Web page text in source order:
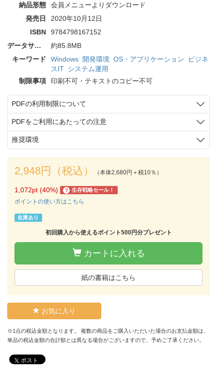
納品形態
会員メニューよりダウンロード
発売日
2020年10月12日
ISBN
9784798167152
データサイズ
約85.8MB
キーワード
Windows 開発環境 OS・アプリケーション
ビジネ
スIT システム運用
制限事項
印刷不可・テキストのコピー不可
PDFの利用制限について
PDFをご利用にあたっての注意
推奨環境
2,948円（税込） （本体2,680円＋税10％）
1,072pt (40%) ? 生存戦略セール！
ポイントの使い方はこちら
在庫あり
初回購入から使えるポイント500円分プレゼント
カートに入れる
紙の書籍はこちら
お気に入り
※1点の税込金額となります。 複数の商品をご購入いただいた場合のお支払金額は、
単品の税込金額の合計額とは異なる場合がございますので、予めご了承ください。
ポスト